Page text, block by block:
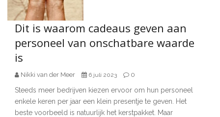
Dit is waarom cadeaus geven aan
personeel van onschatbare waarde
is
Nikki van der Meer 6 juli 2023 0
Steeds meer bedrijven kiezen ervoor om hun personeel
enkele keren per jaar een klein presentje te geven. Het
beste voorbeeld is natuurlijk het kerstpakket. Maar